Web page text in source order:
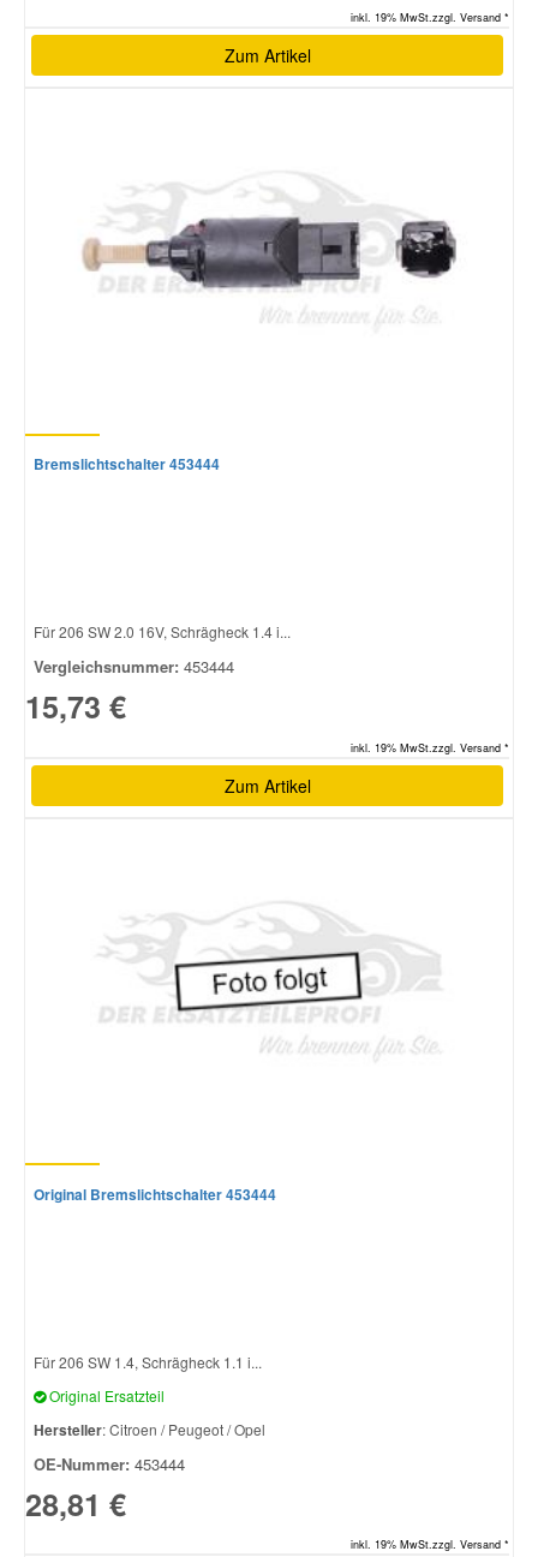
inkl. 19% MwSt.zzgl. Versand *
Zum Artikel
Bremslichtschalter 453444
Für 206 SW 2.0 16V, Schrägheck 1.4 i...
Vergleichsnummer: 453444
15,73 €
inkl. 19% MwSt.zzgl. Versand *
Zum Artikel
Original Bremslichtschalter 453444
Für 206 SW 1.4, Schrägheck 1.1 i...
Original Ersatzteil
Hersteller: Citroen / Peugeot / Opel
OE-Nummer: 453444
28,81 €
inkl. 19% MwSt.zzgl. Versand *